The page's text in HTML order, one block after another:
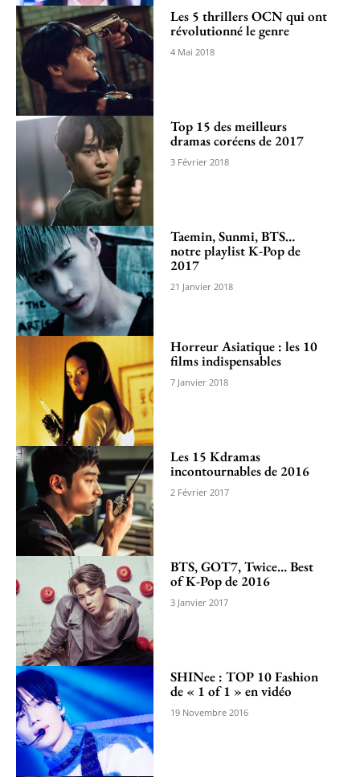
Les 5 thrillers OCN qui ont
révolutionné le genre
4 Mai 2018
Top 15 des meilleurs
dramas coréens de 2017
3 Février 2018
Taemin, Sunmi, BTS…
notre playlist K-Pop de
2017
21 Janvier 2018
Horreur Asiatique : les 10
films indispensables
7 Janvier 2018
Les 15 Kdramas
incontournables de 2016
2 Février 2017
BTS, GOT7, Twice… Best
of K-Pop de 2016
3 Janvier 2017
SHINee : TOP 10 Fashion
de « 1 of 1 » en vidéo
19 Novembre 2016